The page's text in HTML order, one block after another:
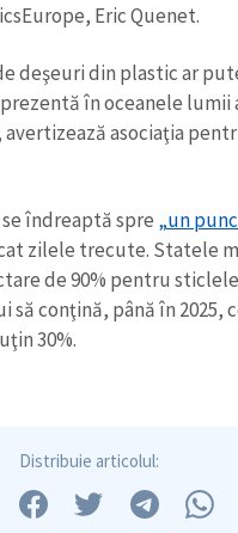
Eric Quenet.
deşeuri din plastic ar
în oceanele lumii
asociaţia
îndreaptă spre „un
zilele trecute. Statele
de 90% pentru
conţină, până în 2025,
30%.
Distribuie articolul: